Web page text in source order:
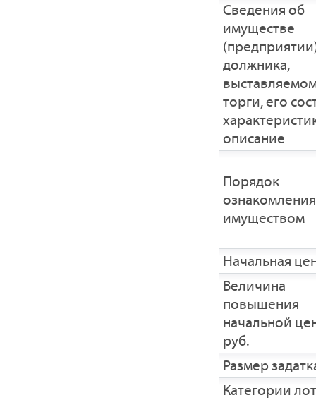
Cведения об
имуществе
должника,
торги, его
описание
Порядок
имуществом
Начальная
Величина
повышения
начальной
руб.
Размер
Категории